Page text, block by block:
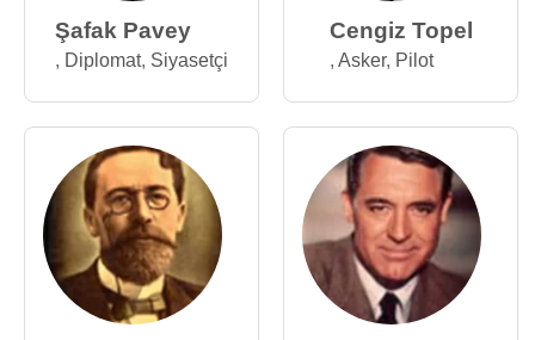
Şafak Pavey
, Diplomat, Siyasetçi
Cengiz Topel
, Asker, Pilot